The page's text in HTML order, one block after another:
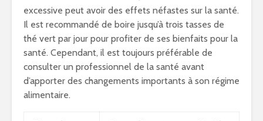
excessive peut avoir des effets néfastes sur la santé.
Il est recommandé de boire jusqu’à trois tasses de
thé vert par jour pour profiter de ses bienfaits pour la
santé. Cependant, il est toujours préférable de
consulter un professionnel de la santé avant
d’apporter des changements importants à son régime
alimentaire.